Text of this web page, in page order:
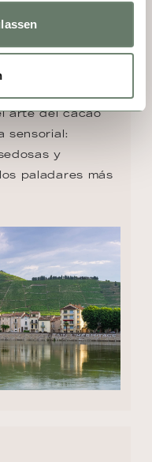
amantes del vino
legendarios,
y Crozes-
arte del cacao
sensorial:
y
paladares más